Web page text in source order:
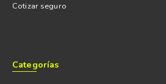
Cotizar seguro
Categorías